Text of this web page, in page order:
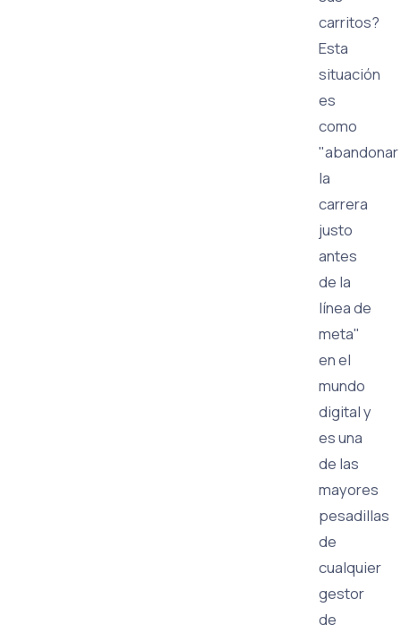
carritos?
Esta
situación
es
como
"abandonar
la
carrera
justo
antes
de la
línea de
meta"
en el
mundo
digital y
es una
de las
mayores
pesadillas
de
cualquier
gestor
de